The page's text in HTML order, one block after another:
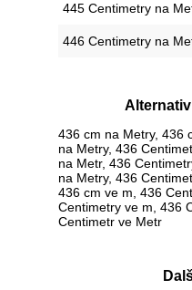
445 Centimetry na
446 Centimetry na
436 cm na Metry, 436
na Metry, 436
na Metr, 436
na Metry, 436
436 cm ve m, 436
Centimetry ve m, 436
Centimetr ve Metr